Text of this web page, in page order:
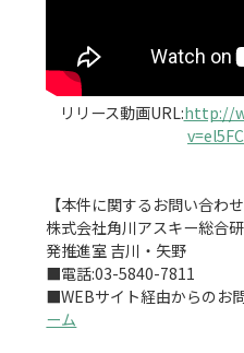
リリース動画URL:http://
【本件に関するお問い合わせ
株式会社角川アスキー総合
発推進室 吉川・矢野
■電話:03-5840-7811
■WEBサイト経由からのお
ーム